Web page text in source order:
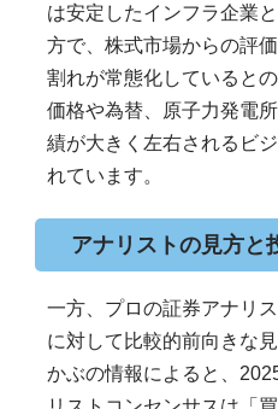
は安定したインフラ企業
方で、株式市場からの評
割れが常態化していると
価格や為替、原子力発電
績が大きく左右されるビ
れています。
アナリストの見方と
一方、プロの証券アナリ
に対して比較的前向きな
かぶの情報によると、